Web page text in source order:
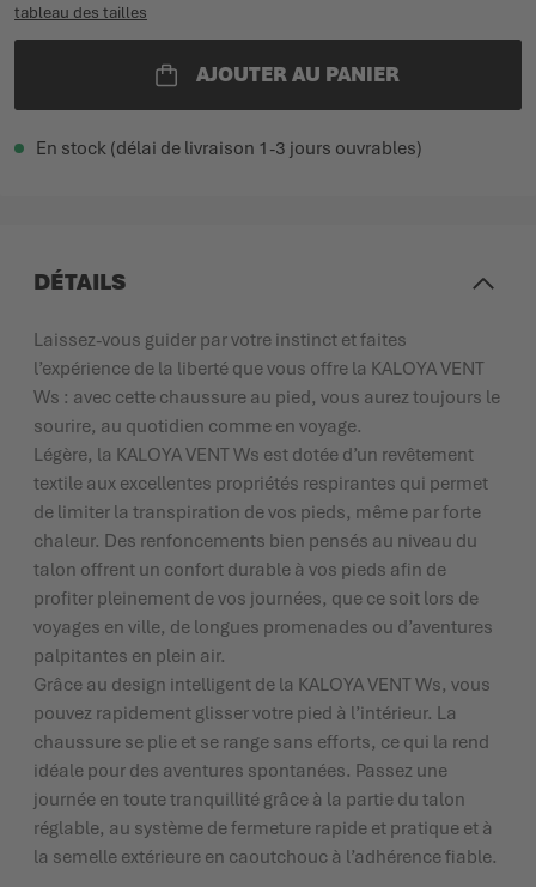
tableau des tailles
AJOUTER AU PANIER
En stock (délai de livraison 1-3 jours ouvrables)
DÉTAILS
Laissez-vous guider par votre instinct et faites
l’expérience de la liberté que vous offre la KALOYA VENT
Ws : avec cette chaussure au pied, vous aurez toujours le
sourire, au quotidien comme en voyage.
Légère, la KALOYA VENT Ws est dotée d’un revêtement
textile aux excellentes propriétés respirantes qui permet
de limiter la transpiration de vos pieds, même par forte
chaleur. Des renfoncements bien pensés au niveau du
talon offrent un confort durable à vos pieds afin de
profiter pleinement de vos journées, que ce soit lors de
voyages en ville, de longues promenades ou d’aventures
palpitantes en plein air.
Grâce au design intelligent de la KALOYA VENT Ws, vous
pouvez rapidement glisser votre pied à l’intérieur. La
chaussure se plie et se range sans efforts, ce qui la rend
idéale pour des aventures spontanées. Passez une
journée en toute tranquillité grâce à la partie du talon
réglable, au système de fermeture rapide et pratique et à
la semelle extérieure en caoutchouc à l’adhérence fiable.